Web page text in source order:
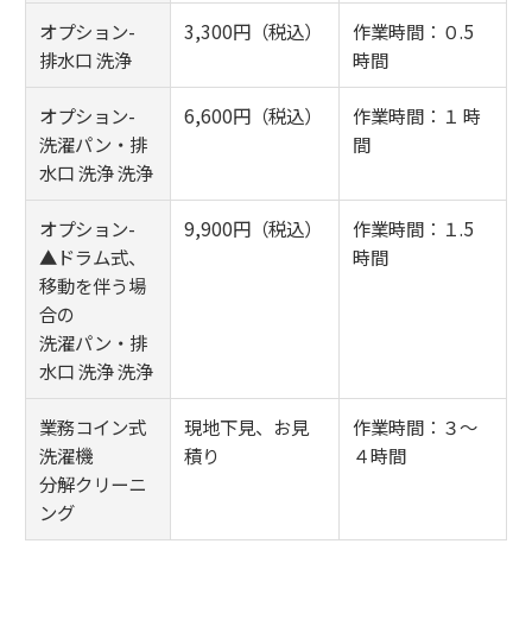
オプション-
排水口 洗浄
3,300円（税込）
作業時間：０.5
時間
オプション-
洗濯パン・排
水口 洗浄 洗浄
6,600円（税込）
作業時間：１ 時
間
オプション-
▲ドラム式、
移動を伴う場
合の
洗濯パン・排
水口 洗浄 洗浄
9,900円（税込）
作業時間：１.5
時間
業務コイン式
洗濯機
分解クリーニ
ング
現地下見、お見
積り
作業時間：３～
４時間